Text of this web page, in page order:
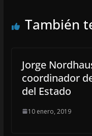
También
Jorge
coordinador
del Estado
10 enero, 2019